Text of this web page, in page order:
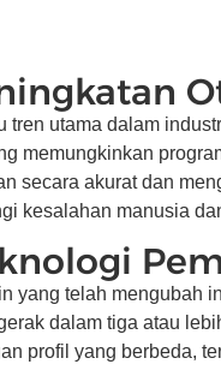
tren utama dalam
memungkinkan
secara akurat dan
kesalahan manusia
yang telah mengubah
dalam tiga atau
profil yang berbeda,